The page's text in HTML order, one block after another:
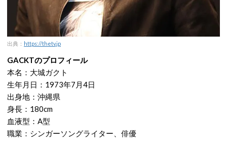
出典： https://thetv.jp
GACKTのプロフィール
本名：大城ガクト
生年月日：1973年7月4日
出身地：沖縄県
身長：180cm
血液型：A型
職業：シンガーソングライター、俳優